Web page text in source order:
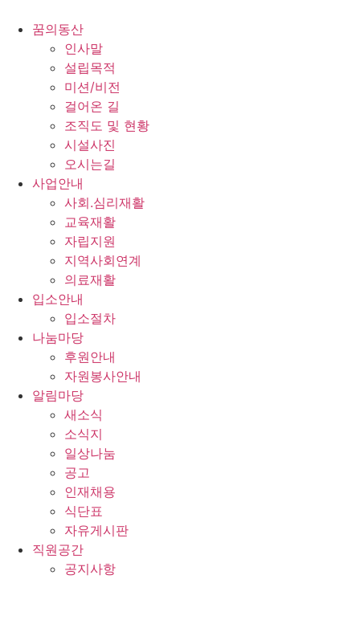
꿈의동산
인사말
설립목적
미션/비전
걸어온 길
조직도 및 현황
시설사진
오시는길
사업안내
사회.심리재활
교육재활
자립지원
지역사회연계
의료재활
입소안내
입소절차
나눔마당
후원안내
자원봉사안내
알림마당
새소식
소식지
일상나눔
공고
인재채용
식단표
자유게시판
직원공간
공지사항